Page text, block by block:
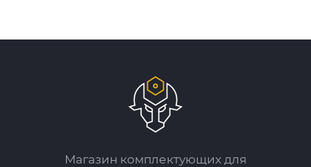
Магазин комплектующих для